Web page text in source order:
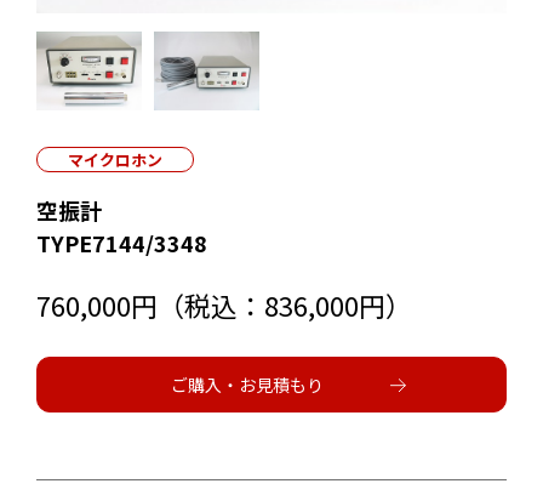
マイクロホン
空振計
TYPE7144/3348
760,000円（税込：836,000円）
ご購入・お見積もり